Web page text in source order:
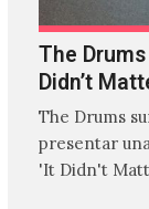
The
Didn’t
The Drums
presentar
'It Didn't